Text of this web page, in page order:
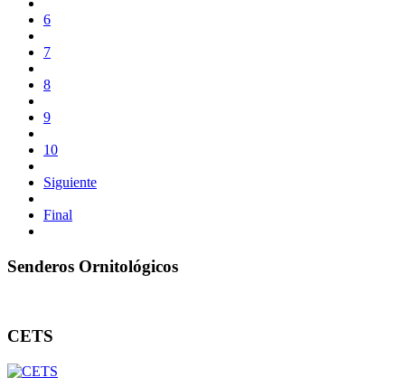
6
7
8
9
10
Siguiente
Final
Senderos Ornitológicos
CETS